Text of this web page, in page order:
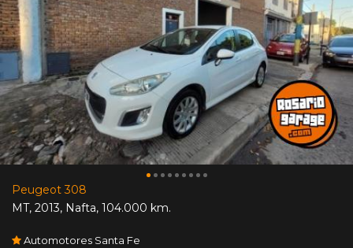
Peugeot 308
MT, 2013, Nafta, 104.000 km.
Automotores Santa Fe